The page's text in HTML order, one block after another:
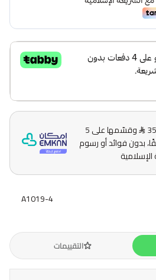
وقسّمها على 5
بدون فوائد أو رسوم
A1019-4
التقييمات